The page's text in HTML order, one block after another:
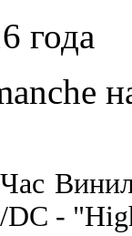
года
DC -